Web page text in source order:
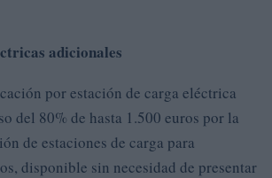
adicionales
por estación de carga eléctrica
del 80% de hasta 1.500 euros por la
de estaciones de carga para
disponible sin necesidad de presentar